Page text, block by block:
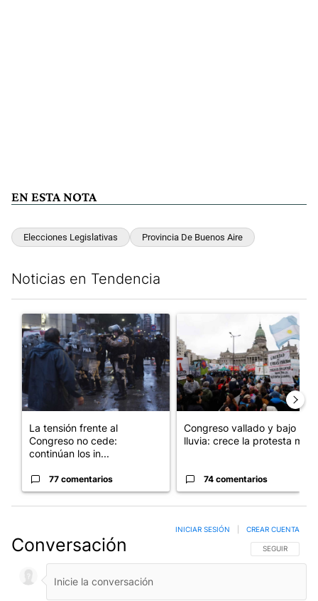
EN ESTA NOTA
Elecciones Legislativas Provincia De Buenos Aire
Noticias en Tendencia
Un artículo de tendencia con el título "La tensión frente al
La tensión frente al
Congreso no cede:
continúan los in...
77 comentarios
Un artículo de tendencia
Congreso vallado y bajo la
lluvia: crece la protesta mi...
74 comentarios
Conversación SIGA ESTA
SEGUIR
INICIAR SESIÓN CREAR CUENTA